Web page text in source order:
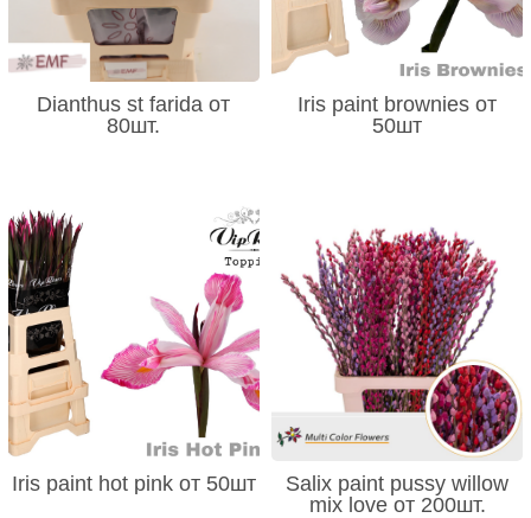
Dianthus st farida от
80шт.
Iris paint brownies от
50шт
Iris paint hot pink от 50шт
Salix paint pussy willow
mix love от 200шт.